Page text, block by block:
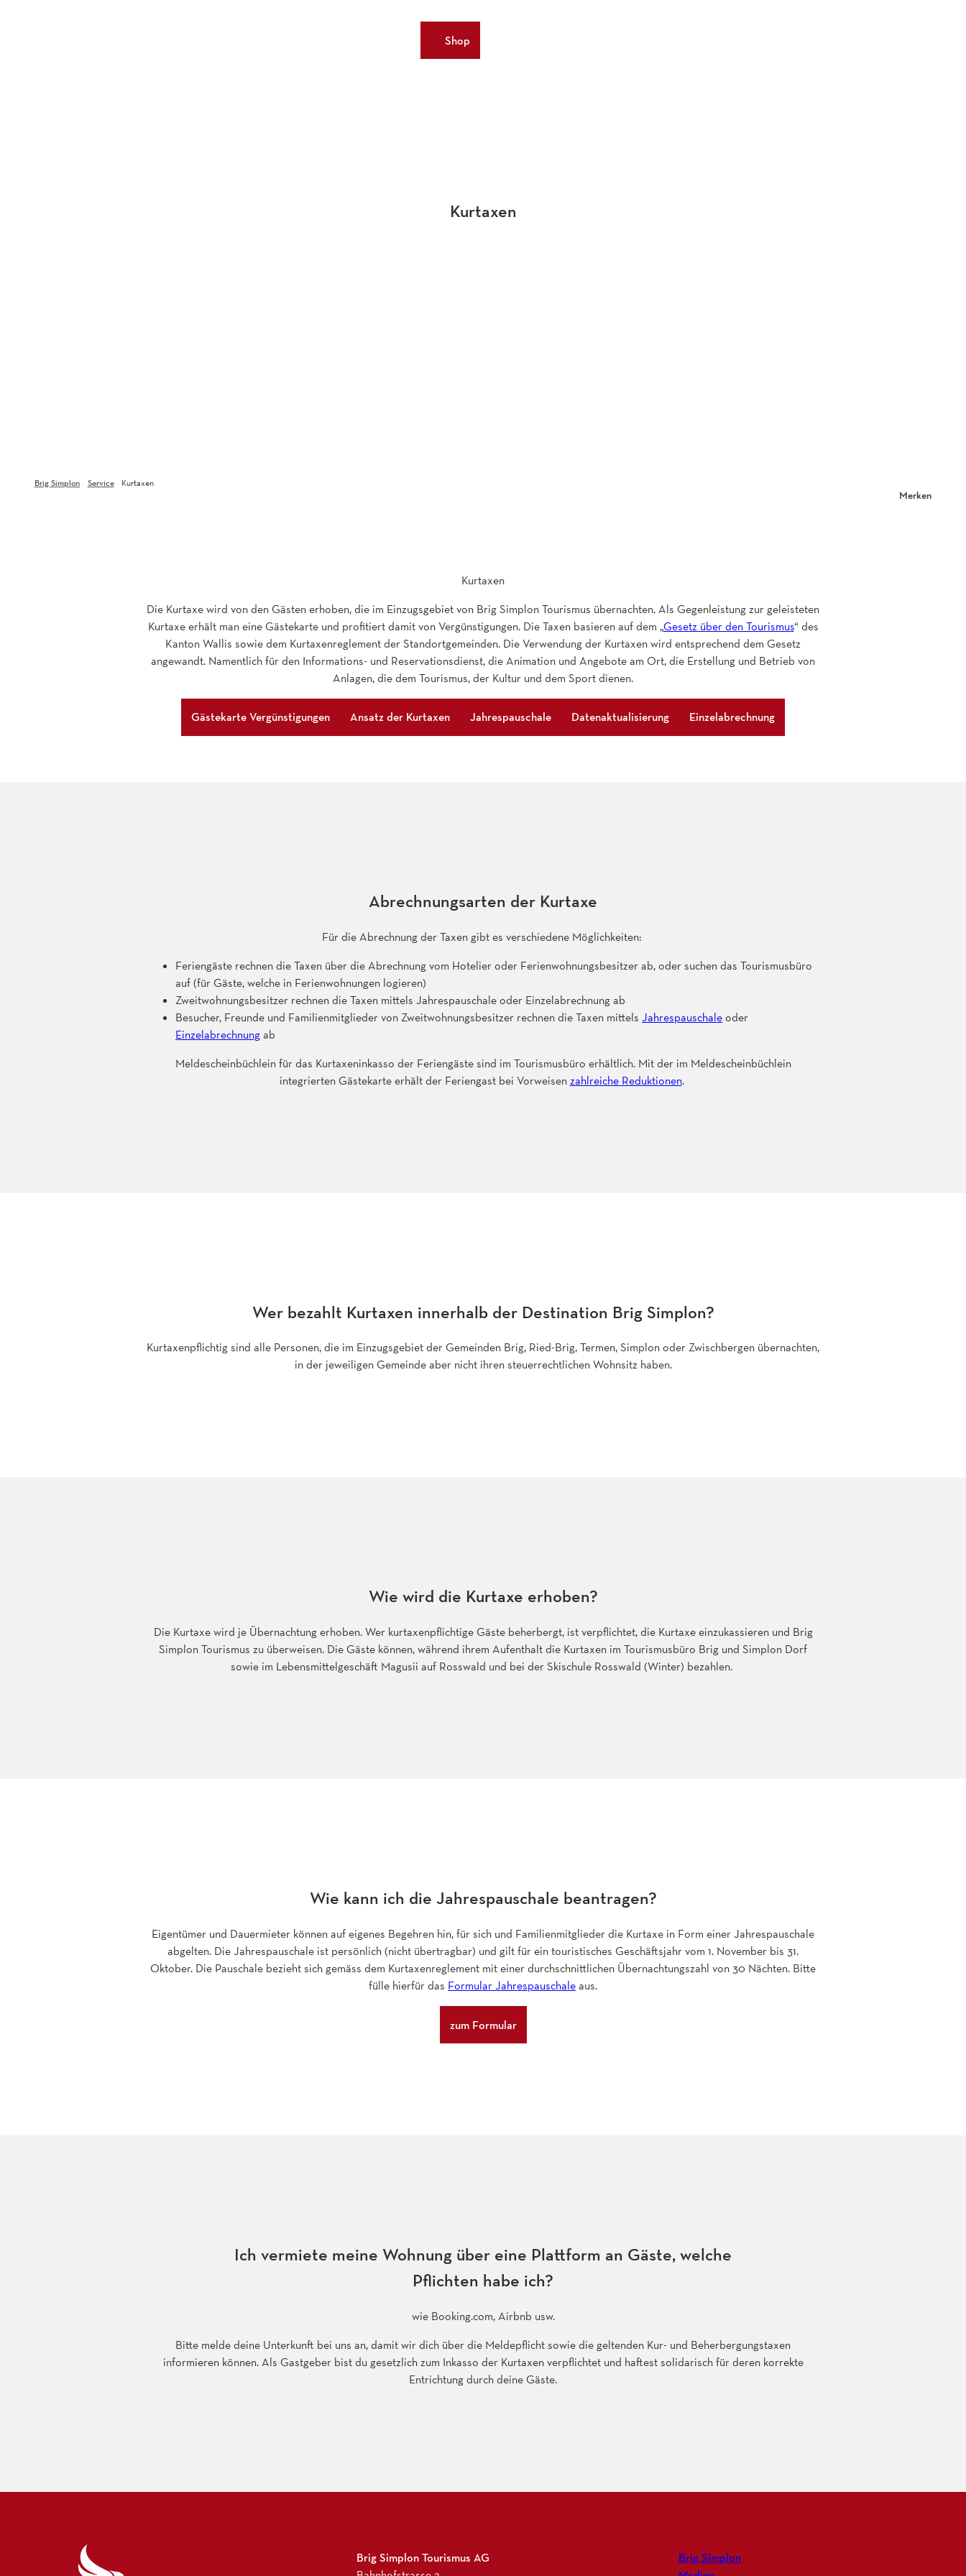
WebcamsShop
Kurtaxen
Brig Simplon Service Kurtaxen
Merken
Kurtaxen
Die Kurtaxe wird von den Gästen erhoben, die im Einzugsgebiet von Brig Simplon Tourismus übernachten. Als Gegenleistung zur geleisteten
Kurtaxe erhält man eine Gästekarte und profitiert damit von Vergünstigungen. Die Taxen basieren auf dem „Gesetz über den Tourismus“ des
Kanton Wallis sowie dem Kurtaxenreglement der Standortgemeinden. Die Verwendung der Kurtaxen wird entsprechend dem Gesetz
angewandt. Namentlich für den Informations- und Reservationsdienst, die Animation und Angebote am Ort, die Erstellung und Betrieb von
Anlagen, die dem Tourismus, der Kultur und dem Sport dienen.
Gästekarte Vergünstigungen Ansatz der Kurtaxen Jahrespauschale Datenaktualisierung Einzelabrechnung
Abrechnungsarten der Kurtaxe
Für die Abrechnung der Taxen gibt es verschiedene Möglichkeiten:
Feriengäste rechnen die Taxen über die Abrechnung vom Hotelier oder Ferienwohnungsbesitzer ab, oder suchen das Tourismusbüro
auf (für Gäste, welche in Ferienwohnungen logieren)
Zweitwohnungsbesitzer rechnen die Taxen mittels Jahrespauschale oder Einzelabrechnung ab
Besucher, Freunde und Familienmitglieder von Zweitwohnungsbesitzer rechnen die Taxen mittels Jahrespauschaleoder
Einzelabrechnungab
Meldescheinbüchlein für das Kurtaxeninkasso der Feriengäste sind im Tourismusbüro erhältlich. Mit der im Meldescheinbüchlein
integrierten Gästekarte erhält der Feriengast bei Vorweisenzahlreiche Reduktionen.
Wer bezahlt Kurtaxen innerhalb der Destination Brig Simplon?
Kurtaxenpflichtig sind alle Personen, die im Einzugsgebiet der Gemeinden Brig, Ried-Brig, Termen, Simplon oder Zwischbergen übernachten,
in der jeweiligen Gemeinde aber nicht ihren steuerrechtlichen Wohnsitz haben.
Wie wird die Kurtaxe erhoben?
Die Kurtaxe wird je Übernachtung erhoben. Wer kurtaxenpflichtige Gäste beherbergt, ist verpflichtet, die Kurtaxe einzukassieren und Brig
Simplon Tourismus zu überweisen. Die Gäste können, während ihrem Aufenthalt die Kurtaxen im Tourismusbüro Brig und Simplon Dorf
sowie im Lebensmittelgeschäft Magusii auf Rosswald und bei der Skischule Rosswald (Winter) bezahlen.
Wie kann ich die Jahrespauschale beantragen?
Eigentümer und Dauermieter können auf eigenes Begehren hin, für sich und Familienmitglieder die Kurtaxe in Form einer Jahrespauschale
abgelten. Die Jahrespauschale ist persönlich (nicht übertragbar) und gilt für ein touristisches Geschäftsjahr vom 1. November bis 31.
Oktober. Die Pauschale bezieht sich gemäss dem Kurtaxenreglement mit einer durchschnittlichen Übernachtungszahl von 30 Nächten. Bitte
fülle hierfür das Formular Jahrespauschaleaus.
zum Formular
Ich vermiete meine Wohnung über eine Plattform an Gäste, welche
Pflichten habe ich?
wie Booking.com, Airbnb usw.
Bitte melde deine Unterkunft bei uns an, damit wir dich über die Meldepflicht sowie die geltenden Kur- und Beherbergungstaxen
informieren können. Als Gastgeber bist du gesetzlich zum Inkasso der Kurtaxen verpflichtet und haftest solidarisch für deren korrekte
Entrichtung durch deine Gäste.
Brig Simplon Tourismus AG
Brig Simplon